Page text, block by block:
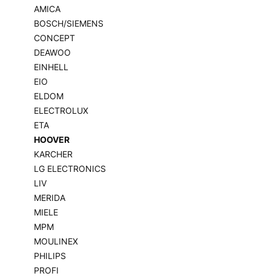
AMICA
BOSCH/SIEMENS
CONCEPT
DEAWOO
EINHELL
EIO
ELDOM
ELECTROLUX
ETA
HOOVER
KARCHER
LG ELECTRONICS
LIV
MERIDA
MIELE
MPM
MOULINEX
PHILIPS
PROFI